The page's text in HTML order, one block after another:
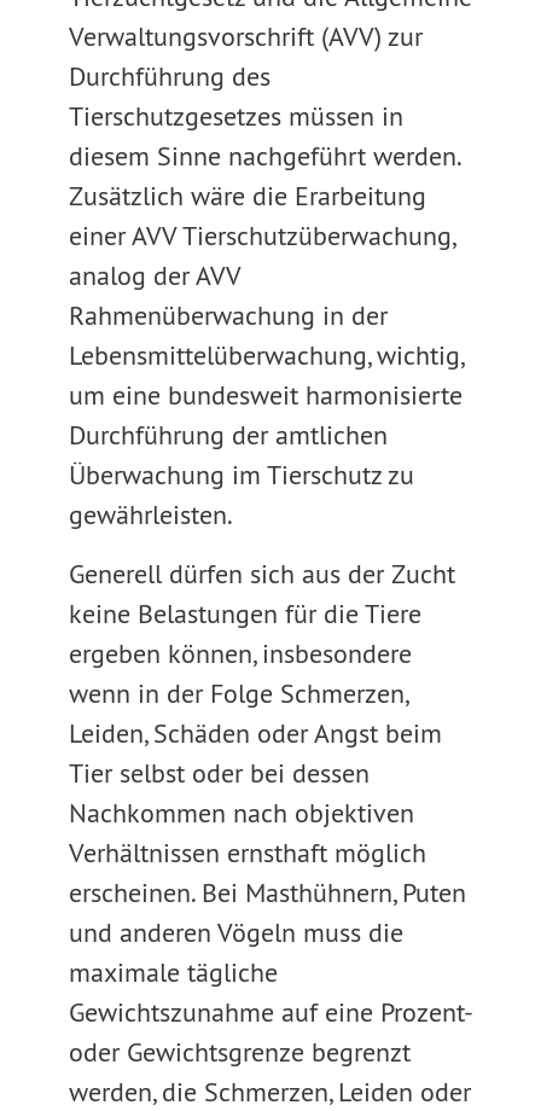
Verwaltungsvorschrift (AVV) zur
Durchführung des
Tierschutzgesetzes müssen in
diesem Sinne nachgeführt werden.
Zusätzlich wäre die Erarbeitung
einer AVV Tierschutzüberwachung,
analog der AVV
Rahmenüberwachung in der
Lebensmittelüberwachung, wichtig,
um eine bundesweit harmonisierte
Durchführung der amtlichen
Überwachung im Tierschutz zu
gewährleisten.
Generell dürfen sich aus der Zucht
keine Belastungen für die Tiere
ergeben können, insbesondere
wenn in der Folge Schmerzen,
Leiden, Schäden oder Angst beim
Tier selbst oder bei dessen
Nachkommen nach objektiven
Verhältnissen ernsthaft möglich
erscheinen. Bei Masthühnern, Puten
und anderen Vögeln muss die
maximale tägliche
Gewichtszunahme auf eine Prozent-
oder Gewichtsgrenze begrenzt
werden, die Schmerzen, Leiden oder